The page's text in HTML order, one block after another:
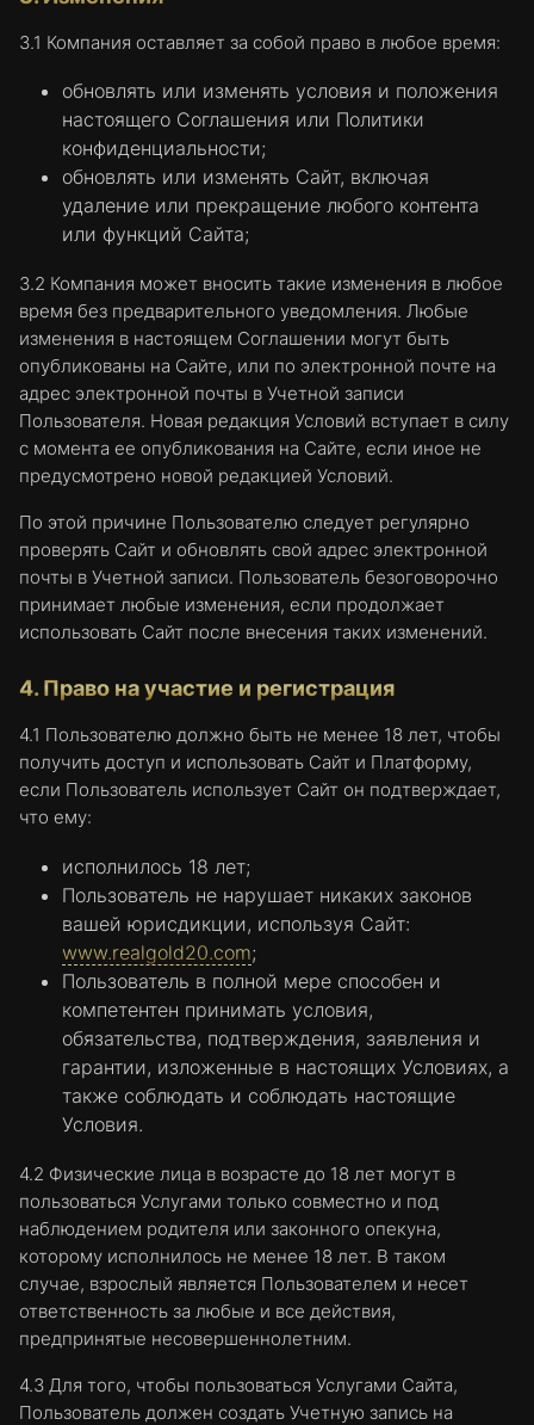
3.1 Компания оставляет за собой право в любое время:
обновлять или изменять условия и положения
настоящего Соглашения или Политики
конфиденциальности;
обновлять или изменять Сайт, включая
удаление или прекращение любого контента
или функций Сайта;
3.2 Компания может вносить такие изменения в любое
время без предварительного уведомления. Любые
изменения в настоящем Соглашении могут быть
опубликованы на Сайте, или по электронной почте на
адрес электронной почты в Учетной записи
Пользователя. Новая редакция Условий вступает в силу
с момента ее опубликования на Сайте, если иное не
предусмотрено новой редакцией Условий.
По этой причине Пользователю следует регулярно
проверять Сайт и обновлять свой адрес электронной
почты в Учетной записи. Пользователь безоговорочно
принимает любые изменения, если продолжает
использовать Сайт после внесения таких изменений.
4. Право на участие и регистрация
4.1 Пользователю должно быть не менее 18 лет, чтобы
получить доступ и использовать Сайт и Платформу,
если Пользователь использует Сайт он подтверждает,
что ему:
исполнилось 18 лет;
Пользователь не нарушает никаких законов
вашей юрисдикции, используя Сайт:
www.realgold20.com;
Пользователь в полной мере способен и
компетентен принимать условия,
обязательства, подтверждения, заявления и
гарантии, изложенные в настоящих Условиях, а
также соблюдать и соблюдать настоящие
Условия.
4.2 Физические лица в возрасте до 18 лет могут в
пользоваться Услугами только совместно и под
наблюдением родителя или законного опекуна,
которому исполнилось не менее 18 лет. В таком
случае, взрослый является Пользователем и несет
ответственность за любые и все действия,
предпринятые несовершеннолетним.
4.3 Для того, чтобы пользоваться Услугами Сайта,
Пользователь должен создать Учетную запись на